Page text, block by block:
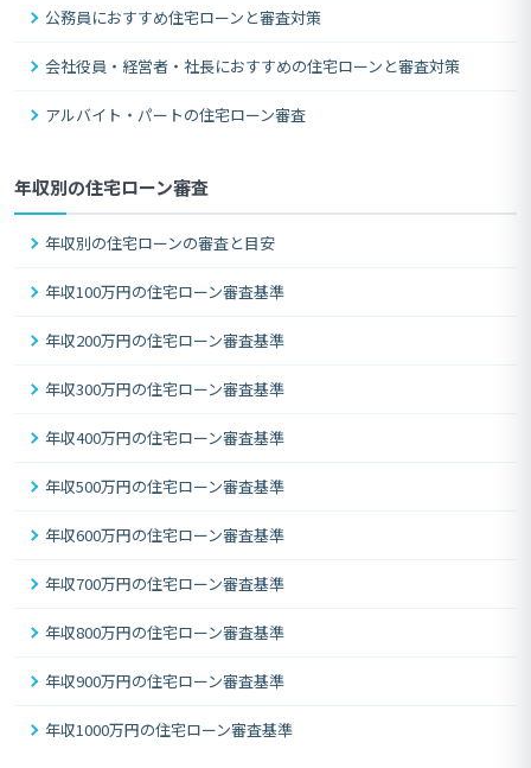
公務員におすすめ住宅ローンと審査対策
会社役員・経営者・社長におすすめの住宅ローンと審査対策
アルバイト・パートの住宅ローン審査
年収別の住宅ローン審査
年収別の住宅ローンの審査と目安
年収100万円の住宅ローン審査基準
年収200万円の住宅ローン審査基準
年収300万円の住宅ローン審査基準
年収400万円の住宅ローン審査基準
年収500万円の住宅ローン審査基準
年収600万円の住宅ローン審査基準
年収700万円の住宅ローン審査基準
年収800万円の住宅ローン審査基準
年収900万円の住宅ローン審査基準
年収1000万円の住宅ローン審査基準